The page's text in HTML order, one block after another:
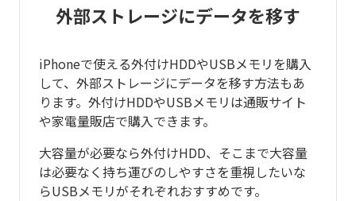
外部ストレージにデータを移す
iPhoneで使える外付けHDDやUSBメモリを購入
して、外部ストレージにデータを移す方法もあ
ります。外付けHDDやUSBメモリは通販サイト
や家電量販店で購入できます。
大容量が必要なら外付けHDD、そこまで大容量
は必要なく持ち運びのしやすさを重視したいな
らUSBメモリがそれぞれおすすめです。